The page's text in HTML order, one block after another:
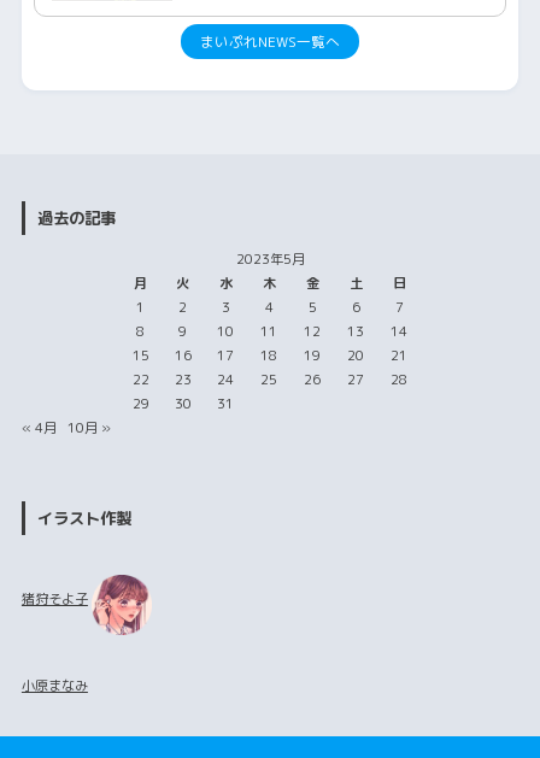
まいぷれNEWS一覧へ
過去の記事
2023年5月
月
火 水 木 金 土
日
1
2 3 4 5 6
7
8
9 10 11 12 13
14
15
16 17 18 19 20
21
22
23 24 25 26 27
28
29
30
31
« 4月
10月 »
イラスト作製
猪狩そよ子
小原まなみ